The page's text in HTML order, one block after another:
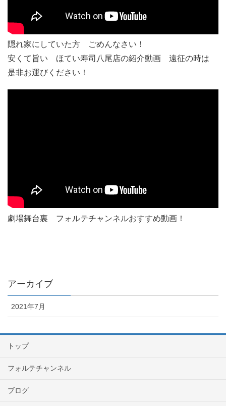
隠れ家にしていた方 ごめんなさい！
安くて旨い ほてい寿司八尾店の紹介動画 遠征の時は
是非お運びください！
劇場舞台裏 フォルテチャンネルおすすめ動画！
アーカイブ
2021年7月
トップ
フォルテチャンネル
ブログ